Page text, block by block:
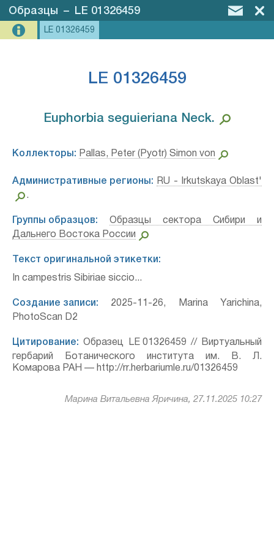
Образцы – LE 01326459
LE 01326459
LE 01326459
Euphorbia seguieriana Neck.⁣
Коллекторы: Pallas, Peter (Pyotr) Simon von
Административные регионы:
RU - Irkutskaya Oblast'
.
Группы образцов:
Образцы сектора Сибири и
Дальнего Востока России
Текст оригинальной этикетки:
In campestris Sibiriae siccio...
Создание записи: 2025-11-26, Marina Yarichina,
PhotoScan D2
Цитирование: Образец LE 01326459 // Виртуальный
гербарий Ботанического института им. В. Л.
Комарова РАН — http://rr.herbariumle.ru/01326459
Марина Витальевна Яричина, 27.11.2025 10:27